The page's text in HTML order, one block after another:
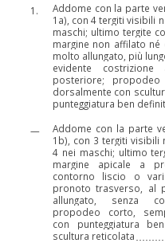
1.
Addome con la parte
1a), con 4 tergiti visibili
maschi; ultimo tergite
margine non affilato
molto allungato, più
evidente
posteriore; propodeo
dorsalmente con
punteggiatura ben
—
Addome con la parte
1b), con 3 tergiti visibili
4 nei maschi; ultimo
margine apicale a
contorno liscio o
pronoto trasverso, al
allungato, senza
propodeo corto,
con punteggiatura
scultura reticolata